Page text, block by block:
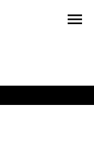
menu